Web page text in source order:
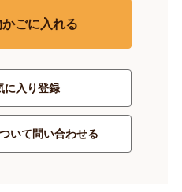
ごに入れる
に入り登録
いて問い合わせる